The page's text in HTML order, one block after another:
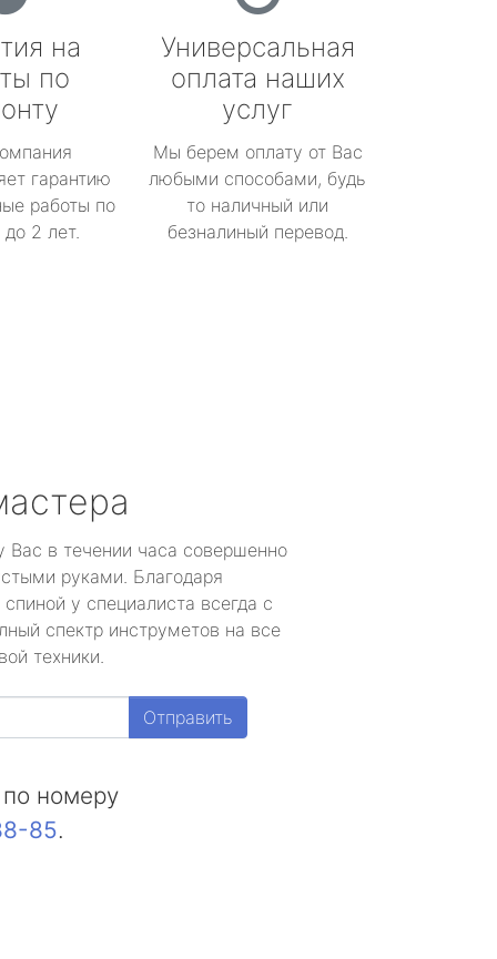
на
по
гарантию
работы по
2 лет.
Универсальная
оплата наших
услуг
Мы берем оплату от Вас
любыми способами, будь
то наличный или
безналиный перевод.
Вас в течении часа совершенно
руками. Благодаря
у специалиста всегда с
спектр инструметов на все
техники.
Отправить
номеру
85.